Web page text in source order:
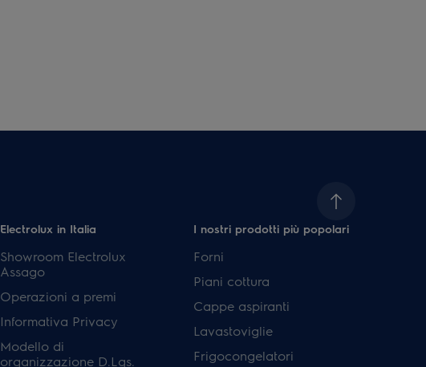
Electrolux in Italia
Showroom Electrolux
Assago
Operazioni a premi
Informativa Privacy
Modello di
organizzazione D.Lgs.
I nostri prodotti più popolari
Forni
Piani cottura
Cappe aspiranti
Lavastoviglie
Frigocongelatori